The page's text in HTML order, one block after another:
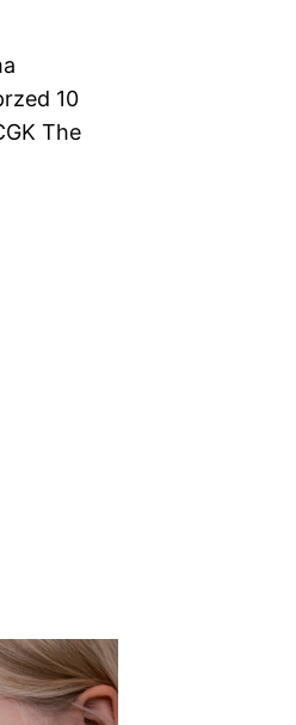
10
The